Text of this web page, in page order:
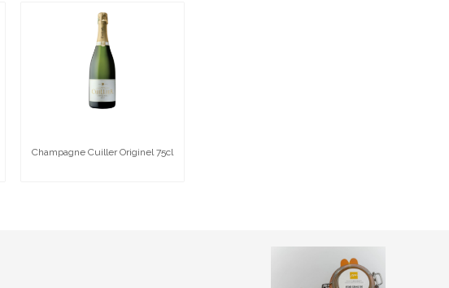
Champagne Cuiller Originel 75cl